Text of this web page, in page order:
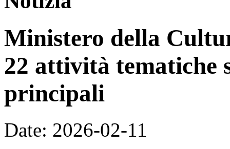
Ministero della
22 attività tematiche
principali
Date: 2026-02-11